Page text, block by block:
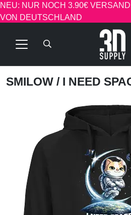
NEU: NUR NOCH 3.90€
VON DEUTSCHLAND
SMILOW / I NEED